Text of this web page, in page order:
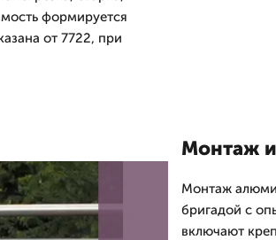
формируется
от 7722, при
Монтаж и
Монтаж
бригадой с
включают